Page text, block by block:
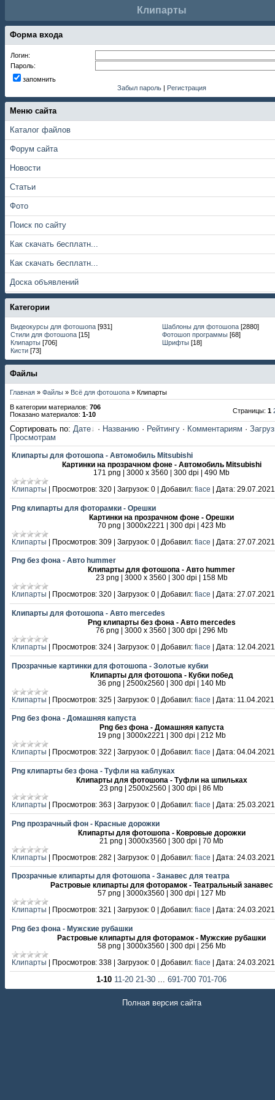
Клипарты
Форма входа
Логин:
Пароль:
запомнить
Забыл пароль | Регистрация
Меню сайта
Каталог файлов
Форум сайта
Новости
Статьи
Фото
Поиск по сайту
Как скачать бесплатн...
Как скачать бесплатн...
Доска объявлений
Категории
Видеокурсы для фотошопа [931] Шаблоны для фотошопа [2880]
Стили для фотошопа [15] Фотошоп программы [68]
Клипарты [706] Шрифты [18]
Кисти [73]
Файлы
Главная » Файлы » Всё для фотошопа » Клипарты
В категории материалов: 706
Показано материалов: 1-10 Страницы: 1
Сортировать по: Дате · Названию · Рейтингу · Комментариям ·
Просмотрам
Клипарты для фотошопа - Автомобиль Mitsubishi
Картинки на прозрачном фоне - Автомобиль Mitsubishi
171 png | 3000 х 3560 | 300 dpi | 490 Mb
Клипарты | Просмотров: 320 | Загрузок: 0 | Добавил: fiace | Дата: 29.07.2021
Png клипарты для фоторамки - Орешки
Картинки на прозрачном фоне - Орешки
70 png | 3000х2221 | 300 dpi | 423 Mb
Клипарты | Просмотров: 309 | Загрузок: 0 | Добавил: fiace | Дата: 27.07.2021
Png без фона - Авто hummer
Клипарты для фотошопа - Авто hummer
23 png | 3000 х 3560 | 300 dpi | 158 Mb
Клипарты Просмотров: 320 Загрузок: 0 Добавил: fiace Дата: 27.07.2021
Клипарты для фотошопа - Авто mercedes
Png клипарты без фона - Авто mercedes
76 png | 3000 х 3560 | 300 dpi | 296 Mb
Клипарты | Просмотров: 324 | Загрузок: 0 | Добавил: fiace | Дата: 12.04.2021
Прозрачные картинки для фотошопа - Золотые кубки
Клипарты для фотошопа - Кубки побед
36 png | 2500х2560 | 300 dpi | 140 Mb
Клипарты | Просмотров: 325 | Загрузок: 0 | Добавил: fiace | Дата: 11.04.2021
Png без фона - Домашняя капуста
Png без фона - Домашняя капуста
19 png | 3000х2221 | 300 dpi | 212 Mb
Клипарты Просмотров: 322 Загрузок: 0 Добавил: fiace Дата: 04.04.2021
Png клипарты без фона - Туфли на каблуках
Клипарты для фотошопа - Туфли на шпильках
23 png | 2500х2560 | 300 dpi | 86 Mb
Клипарты | Просмотров: 363 | Загрузок: 0 | Добавил: fiace | Дата: 25.03.2021
Png прозрачный фон - Красные дорожки
Клипарты для фотошопа - Ковровые дорожки
21 png | 3000х3560 | 300 dpi | 70 Mb
Клипарты | Просмотров: 282 | Загрузок: 0 | Добавил: fiace | Дата: 24.03.2021
Прозрачные клипарты для фотошопа - Занавес для театра
Растровые клипарты для фоторамок - Театральный занавес
57 png | 3000х3560 | 300 dpi | 127 Mb
Клипарты Просмотров: 321 Загрузок: 0 Добавил: fiace Дата: 24.03.2021
Png без фона - Мужские рубашки
Растровые клипарты для фоторамок - Мужские рубашки
58 png | 3000х3560 | 300 dpi | 256 Mb
Клипарты | Просмотров: 338 | Загрузок: 0 | Добавил: fiace | Дата: 24.03.2021
1-10 11-20 21-30 691-700 701-706
Полная версия сайта